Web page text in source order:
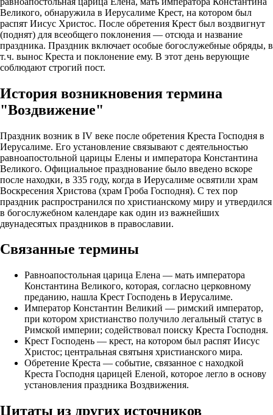
Великого, обнаружила в Иерусалиме Крест, на котором был
распят Иисус Христос. После обретения Крест был воздвигнут
(поднят) для всеобщего поклонения — отсюда и название
праздника. Праздник включает особые богослужебные обряды, в
т. ч. вынос Креста и поклонение ему. В этот день верующие
соблюдают строгий пост.
История возникновения термина
"Воздвижение"
Праздник возник в IV веке после обретения Креста Господня в
Иерусалиме. Его установление связывают с деятельностью
равноапостольной царицы Елены и императора Константина
Великого. Официальное празднование было введено вскоре
после находки, в 335 году, когда в Иерусалиме освятили храм
Воскресения Христова (храм Гроба Господня). С тех пор
праздник распространился по христианскому миру и утвердился
в богослужебном календаре как один из важнейших
двунадесятых праздников в православии.
Связанные термины
Равноапостольная царица Елена — мать императора
Константина Великого, которая, согласно церковному
преданию, нашла Крест Господень в Иерусалиме.
Император Константин Великий — римский император,
при котором христианство получило легальный статус в
Римской империи; содействовал поиску Креста Господня.
Крест Господень — крест, на котором был распят Иисус
Христос; центральная святыня христианского мира.
Обретение Креста — событие, связанное с находкой
Креста Господня царицей Еленой, которое легло в основу
установления праздника Воздвижения.
Цитаты из других источников